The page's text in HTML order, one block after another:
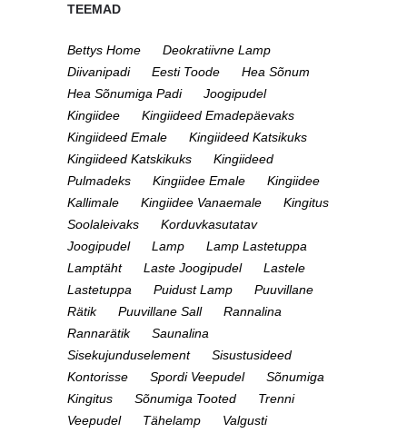
TEEMAD
Bettys Home
Deokratiivne Lamp
Diivanipadi
Eesti Toode
Hea Sõnum
Hea Sõnumiga Padi
Joogipudel
Kingiidee
Kingiideed Emadepäevaks
Kingiideed Emale
Kingiideed Katsikuks
Kingiideed Katskikuks
Kingiideed
Pulmadeks
Kingiidee Emale
Kingiidee
Kallimale
Kingiidee Vanaemale
Kingitus
Soolaleivaks
Korduvkasutatav
Joogipudel
Lamp
Lamp Lastetuppa
Lamptäht
Laste Joogipudel
Lastele
Lastetuppa
Puidust Lamp
Puuvillane
Rätik
Puuvillane Sall
Rannalina
Rannarätik
Saunalina
Sisekujunduselement
Sisustusideed
Kontorisse
Spordi Veepudel
Sõnumiga
Kingitus
Sõnumiga Tooted
Trenni
Veepudel
Tähelamp
Valgusti